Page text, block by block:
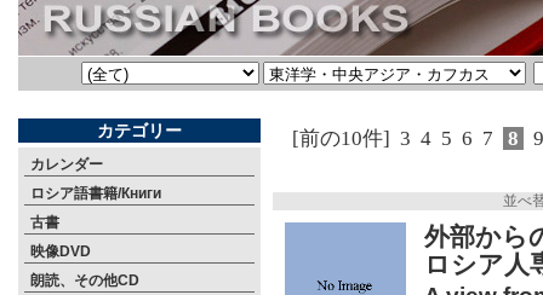
カテゴリー
カレンダー
ロシア語書籍/Книги
古書
映像DVD
朗読、その他CD
[前の10件] 3 4 5 6 7 8 9
並べ
外部から
ロシア人